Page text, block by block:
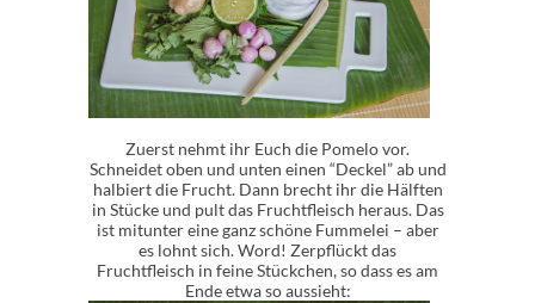
Zuerst nehmt ihr Euch die Pomelo vor.
Schneidet oben und unten einen “Deckel” ab und
halbiert die Frucht. Dann brecht ihr die Hälften
in Stücke und pult das Fruchtfleisch heraus. Das
ist mitunter eine ganz schöne Fummelei – aber
es lohnt sich. Word! Zerpflückt das
Fruchtfleisch in feine Stückchen, so dass es am
Ende etwa so aussieht: